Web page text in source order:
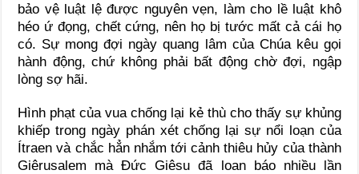
bảo vệ luật lệ được nguyên vẹn, làm cho lề luật khô
héo ứ đọng, chết cứng, nên họ bị tước mất cả cái họ
có. Sự mong đợi ngày quang lâm của Chúa kêu gọi
hành động, chứ không phải bất động chờ đợi, ngập
lòng sợ hãi.
Hình phạt của vua chống lại kẻ thù cho thấy sự khủng
khiếp trong ngày phán xét chống lại sự nổi loạn của
Ítraen và chắc hẳn nhắm tới cảnh thiêu hủy của thành
Giêrusalem mà Đức Giêsu đã loan báo nhiều lần